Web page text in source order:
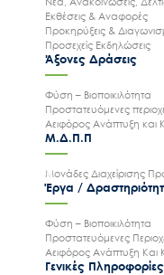
Εκθέσεις & Αναφορές
Προκηρύξεις &
Προσεχείς Εκδηλώσεις
Άξονες Δράσεις
Φύση – Βιοποικιλότητα
Προστατευόμενες
Αειφόρος Ανάπτυξη και
Μ.Δ.Π.Π
Μονάδες Διαχείρισης
Έργα /
Φύση – Βιοποικιλότητα
Προστατευόμενες
Αειφόρος Ανάπτυξη Και
Γενικές Πληροφορίες